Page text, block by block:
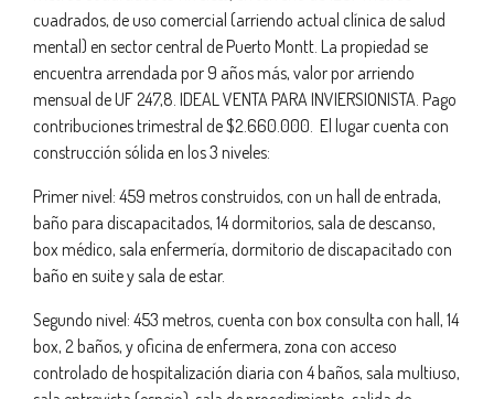
cuadrados, de uso comercial (arriendo actual clínica de salud
mental) en sector central de Puerto Montt. La propiedad se
encuentra arrendada por 9 años más, valor por arriendo
mensual de UF 247,8. IDEAL VENTA PARA INVIERSIONISTA. Pago
contribuciones trimestral de $2.660.000. El lugar cuenta con
construcción sólida en los 3 niveles:
Primer nivel: 459 metros construidos, con un hall de entrada,
baño para discapacitados, 14 dormitorios, sala de descanso,
box médico, sala enfermería, dormitorio de discapacitado con
baño en suite y sala de estar.
Segundo nivel: 453 metros, cuenta con box consulta con hall, 14
box, 2 baños, y oficina de enfermera, zona con acceso
controlado de hospitalización diaria con 4 baños, sala multiuso,